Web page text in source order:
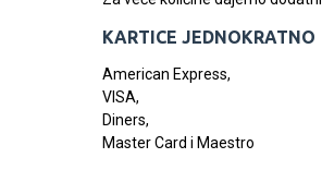
KARTICE JEDNOKRATNO
American Express,
VISA,
Diners,
Master Card i Maestro